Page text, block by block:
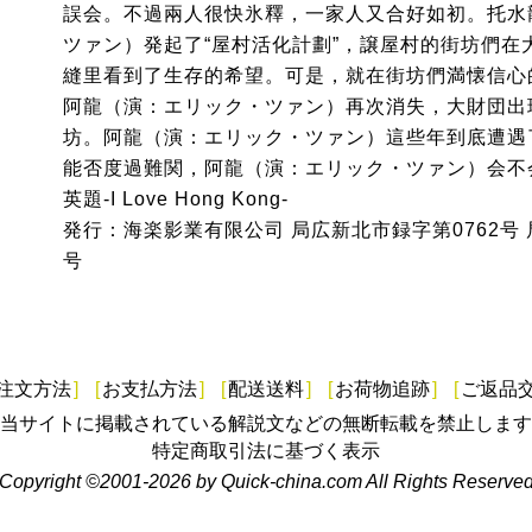
誤会。不過兩人很快氷釋，一家人又合好如初。托水
ツァン）発起了“屋村活化計劃”，譲屋村的街坊們在
縫里看到了生存的希望。可是，就在街坊們満懐信心
阿龍（演：エリック・ツァン）再次消失，大財団
坊。阿龍（演：エリック・ツァン）這些年到底遭
能否度過難関，阿龍（演：エリック・ツァン）会不
英題-I Love Hong Kong-
発行：海楽影業有限公司 局広新北市録字第0762号
号
文方法] [お支払方法] [配送送料] [お荷物追跡] [ ご返品
サイトに掲載されている解説文などの無断転載を禁止します
特定商取引法に基づく表示
Copyright ©2001-2026 by Quick-china.com All Rights